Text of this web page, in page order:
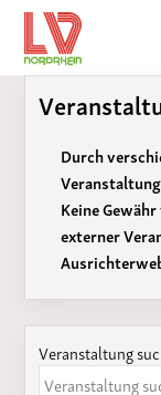
Durch
Keine
externer
Veranstaltung